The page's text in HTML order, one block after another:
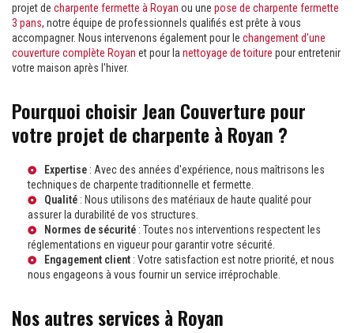
projet de charpente fermette à Royan ou une pose de charpente fermette
3 pans, notre équipe de professionnels qualifiés est prête à vous
accompagner. Nous intervenons également pour le changement d'une
couverture complète Royan et pour lanettoyage de toiture pour entretenir
votre maison après l'hiver.
Pourquoi choisir Jean Couverture pour
votre projet de charpente à Royan ?
Expertise : Avec des années d'expérience, nous maîtrisons les
techniques de charpente traditionnelle et fermette.
Qualité : Nous utilisons des matériaux de haute qualité pour
assurer la durabilité de vos structures.
Normes de sécurité : Toutes nos interventions respectent les
réglementations en vigueur pour garantir votre sécurité.
Engagement client : Votre satisfaction est notre priorité, et nous
nous engageons à vous fournir un service irréprochable.
Nos autres services à Royan